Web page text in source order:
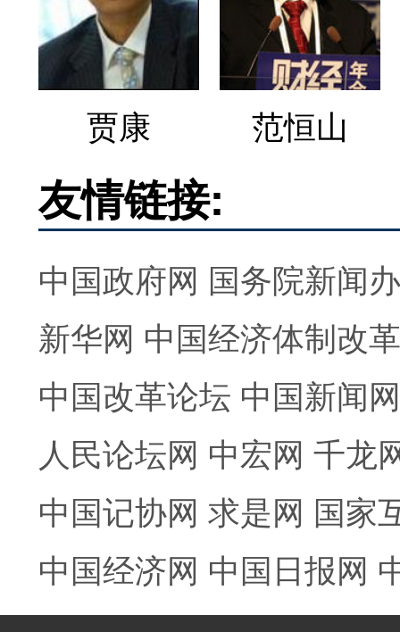
贾康 范恒山
友情链接:
中国政府网 国务院新闻
新华网 中国经济体制改
中国改革论坛 中国新闻网
人民论坛网 中宏网 千龙
中国记协网 求是网 国家
中国经济网 中国日报网